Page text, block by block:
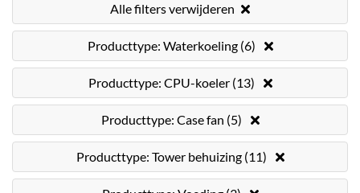
Alle filters verwijderen
Producttype: Waterkoeling (6)
Producttype: CPU-koeler (13)
Producttype: Case fan (5)
Producttype: Tower behuizing (11)